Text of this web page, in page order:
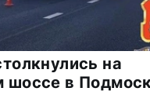
на
шоссе в